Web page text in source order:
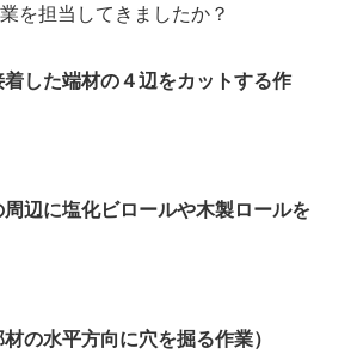
を担当してきましたか？
した端材の４辺をカットする作
辺に塩化ビロールや木製ロールを
の水平方向に穴を掘る作業）